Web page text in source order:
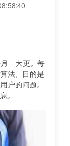
一大更。每
法。目的是
户的问题。
。